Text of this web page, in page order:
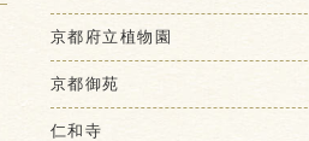
京都府立植物園
京都御苑
仁和寺